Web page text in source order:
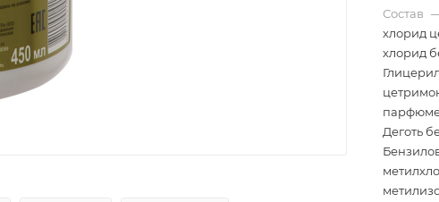
Состав
хлорид
хлорид
Деготь